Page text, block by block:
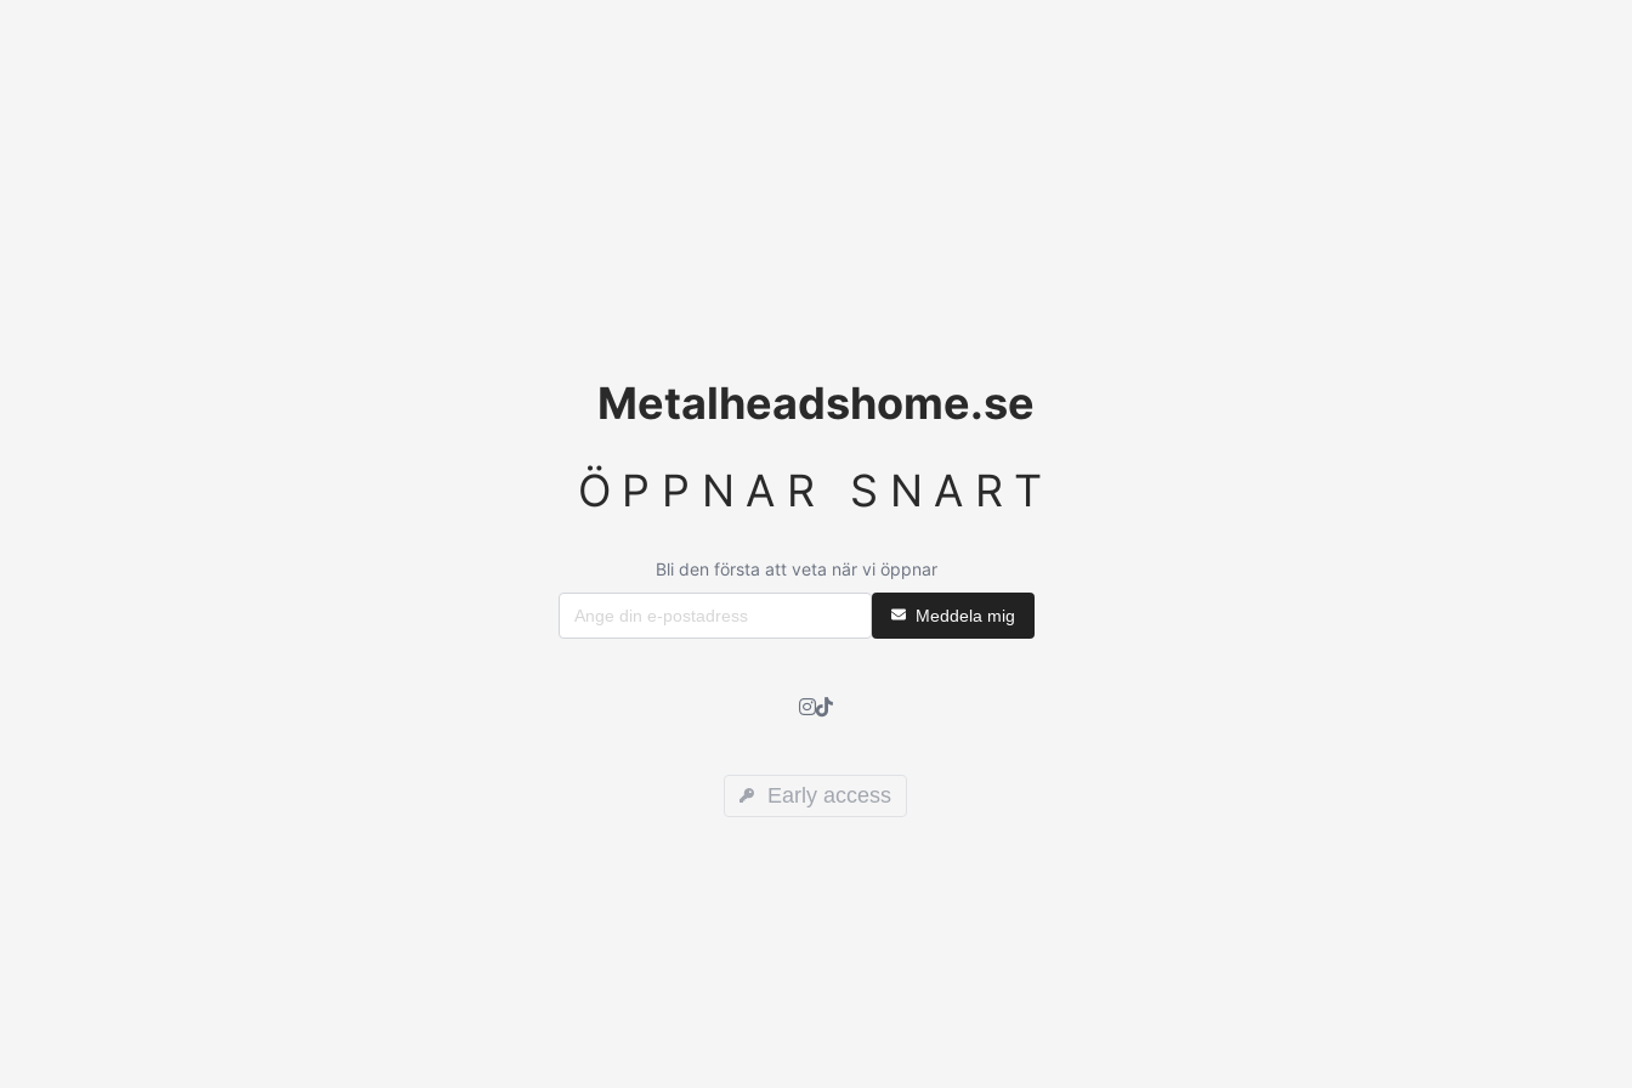
Metalheadshome.se
ÖPPNAR SNART
Bli den första att veta när vi öppnar
Meddela mig
Early access